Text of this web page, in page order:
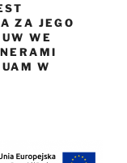
ZA JEGO
WE
W